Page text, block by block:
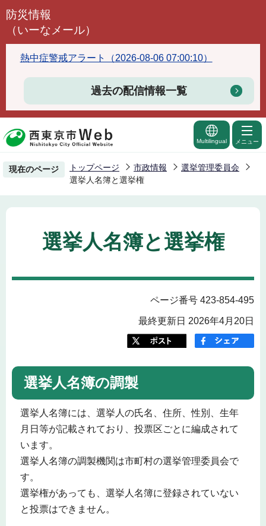
こ
頭
で
防災情報
（いーなメール）
熱中症警戒アラート（2026-08-06 07:00:10）
過去の配信情報一覧
Multilingual メニュー
現在のページ トップページ 市政情報
選挙管理委員会
選挙人名簿と選挙権
選挙人名簿と選挙権
ページ番号 423-854-495
最終更新日 2026年4月20日
選挙人名簿の調製
選挙人名簿には、選挙人の氏名、住所、性別、生年
月日等が記載されており、投票区ごとに編成されて
います。
選挙人名簿の調製機関は市町村の選挙管理委員会で
す。
選挙権があっても、選挙人名簿に登録されていない
と投票はできません。